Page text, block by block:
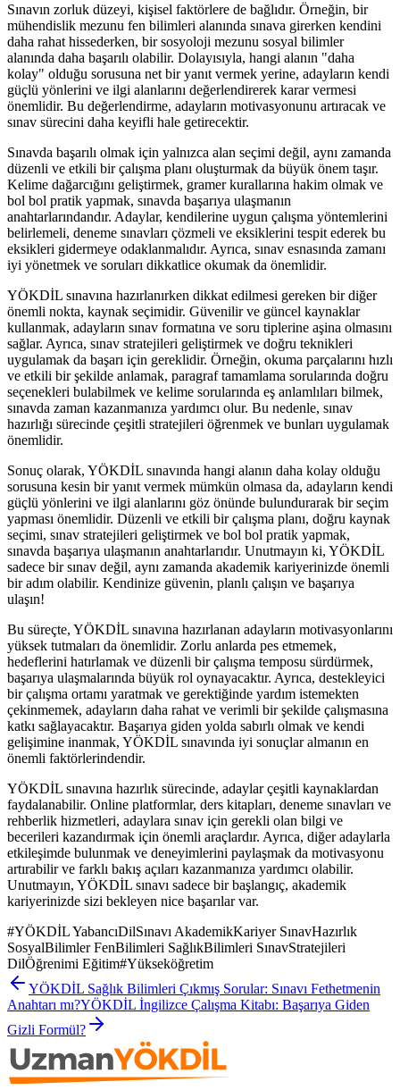
Sınavın zorluk düzeyi, kişisel faktörlere de bağlıdır. Örneğin, bir
mühendislik mezunu fen bilimleri alanında sınava girerken kendini
daha rahat hissederken, bir sosyoloji mezunu sosyal bilimler
alanında daha başarılı olabilir. Dolayısıyla, hangi alanın "daha
kolay" olduğu sorusuna net bir yanıt vermek yerine, adayların kendi
güçlü yönlerini ve ilgi alanlarını değerlendirerek karar vermesi
önemlidir. Bu değerlendirme, adayların motivasyonunu artıracak ve
sınav sürecini daha keyifli hale getirecektir.
Sınavda başarılı olmak için yalnızca alan seçimi değil, aynı zamanda
düzenli ve etkili bir çalışma planı oluşturmak da büyük önem taşır.
Kelime dağarcığını geliştirmek, gramer kurallarına hakim olmak ve
bol bol pratik yapmak, sınavda başarıya ulaşmanın
anahtarlarındandır. Adaylar, kendilerine uygun çalışma yöntemlerini
belirlemeli, deneme sınavları çözmeli ve eksiklerini tespit ederek bu
eksikleri gidermeye odaklanmalıdır. Ayrıca, sınav esnasında zamanı
iyi yönetmek ve soruları dikkatlice okumak da önemlidir.
YÖKDİL sınavına hazırlanırken dikkat edilmesi gereken bir diğer
önemli nokta, kaynak seçimidir. Güvenilir ve güncel kaynaklar
kullanmak, adayların sınav formatına ve soru tiplerine aşina olmasını
sağlar. Ayrıca, sınav stratejileri geliştirmek ve doğru teknikleri
uygulamak da başarı için gereklidir. Örneğin, okuma parçalarını hızlı
ve etkili bir şekilde anlamak, paragraf tamamlama sorularında doğru
seçenekleri bulabilmek ve kelime sorularında eş anlamlıları bilmek,
sınavda zaman kazanmanıza yardımcı olur. Bu nedenle, sınav
hazırlığı sürecinde çeşitli stratejileri öğrenmek ve bunları uygulamak
önemlidir.
Sonuç olarak, YÖKDİL sınavında hangi alanın daha kolay olduğu
sorusuna kesin bir yanıt vermek mümkün olmasa da, adayların kendi
güçlü yönlerini ve ilgi alanlarını göz önünde bulundurarak bir seçim
yapması önemlidir. Düzenli ve etkili bir çalışma planı, doğru kaynak
seçimi, sınav stratejileri geliştirmek ve bol bol pratik yapmak,
sınavda başarıya ulaşmanın anahtarlarıdır. Unutmayın ki, YÖKDİL
sadece bir sınav değil, aynı zamanda akademik kariyerinizde önemli
bir adım olabilir. Kendinize güvenin, planlı çalışın ve başarıya
ulaşın!
Bu süreçte, YÖKDİL sınavına hazırlanan adayların motivasyonlarını
yüksek tutmaları da önemlidir. Zorlu anlarda pes etmemek,
hedeflerini hatırlamak ve düzenli bir çalışma temposu sürdürmek,
başarıya ulaşmalarında büyük rol oynayacaktır. Ayrıca, destekleyici
bir çalışma ortamı yaratmak ve gerektiğinde yardım istemekten
çekinmemek, adayların daha rahat ve verimli bir şekilde çalışmasına
katkı sağlayacaktır. Başarıya giden yolda sabırlı olmak ve kendi
gelişimine inanmak, YÖKDİL sınavında iyi sonuçlar almanın en
önemli faktörlerindendir.
YÖKDİL sınavına hazırlık sürecinde, adaylar çeşitli kaynaklardan
faydalanabilir. Online platformlar, ders kitapları, deneme sınavları ve
rehberlik hizmetleri, adaylara sınav için gerekli olan bilgi ve
becerileri kazandırmak için önemli araçlardır. Ayrıca, diğer adaylarla
etkileşimde bulunmak ve deneyimlerini paylaşmak da motivasyonu
artırabilir ve farklı bakış açıları kazanmanıza yardımcı olabilir.
Unutmayın, YÖKDİL sınavı sadece bir başlangıç, akademik
kariyerinizde sizi bekleyen nice başarılar var.
#YÖKDİL YabancıDilSınavı AkademikKariyer SınavHazırlık
SosyalBilimler FenBilimleri SağlıkBilimleri SınavStratejileri
DilÖğrenimi Eğitim#Yükseköğretim
YÖKDİL Sağlık Bilimleri Çıkmış Sorular: Sınavı Fethetmenin
Anahtarı mı?YÖKDİL İngilizce Çalışma Kitabı: Başarıya Giden
Gizli Formül?